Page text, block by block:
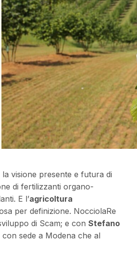
visione presente e futura di
di fertilizzanti organo-
E l’agricoltura
per definizione. NocciolaRe
di Scam; e con Stefano
sede a Modena che al